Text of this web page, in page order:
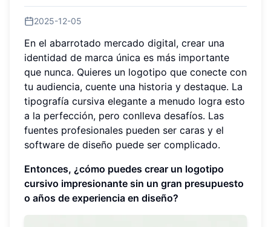
2025-12-05
En el abarrotado mercado digital, crear una
identidad de marca única es más importante
que nunca. Quieres un logotipo que conecte con
tu audiencia, cuente una historia y destaque. La
tipografía cursiva elegante a menudo logra esto
a la perfección, pero conlleva desafíos. Las
fuentes profesionales pueden ser caras y el
software de diseño puede ser complicado.
Entonces, ¿cómo puedes crear un logotipo
cursivo impresionante sin un gran presupuesto
o años de experiencia en diseño?